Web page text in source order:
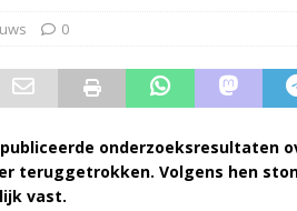
0
onderzoeksresultaten
teruggetrokken. Volgens hen
vast.